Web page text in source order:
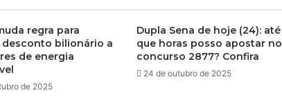
regra para
desconto bilionário a
de energia
de 2025
Dupla Sena de hoje (24): até
que horas posso apostar no
concurso 2877? Confira
24 de outubro de 2025